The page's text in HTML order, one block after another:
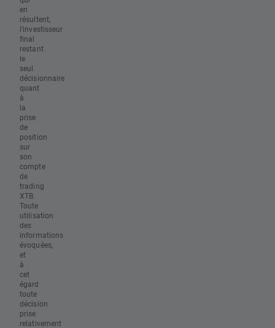
en
résultent,
l’investisseur
final
restant
le
seul
décisionnaire
quant
à
la
prise
de
position
sur
son
compte
de
trading
XTB.
Toute
utilisation
des
informations
évoquées,
et
à
cet
égard
toute
décision
prise
relativement